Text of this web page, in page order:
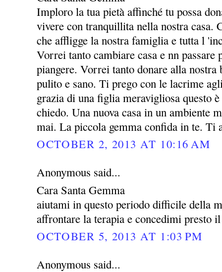
Imploro la tua pietà affinché tu possa
vivere con tranquillita nella nostra casa.
che affligge la nostra famiglia e tutta l
Vorrei tanto cambiare casa e nn
piangere. Vorrei tanto donare alla nostra
pulito e sano. Ti prego con le lacrime
grazia di una figlia meravigliosa questo
chiedo. Una nuova casa in un ambiente
mai. La piccola gemma confida in te. Ti
OCTOBER 2, 2013 AT 10:16 AM
Anonymous said...
Cara Santa Gemma
aiutami in questo periodo difficile della
affrontare la terapia e concedimi presto
OCTOBER 5, 2013 AT 1:03 PM
Anonymous said...